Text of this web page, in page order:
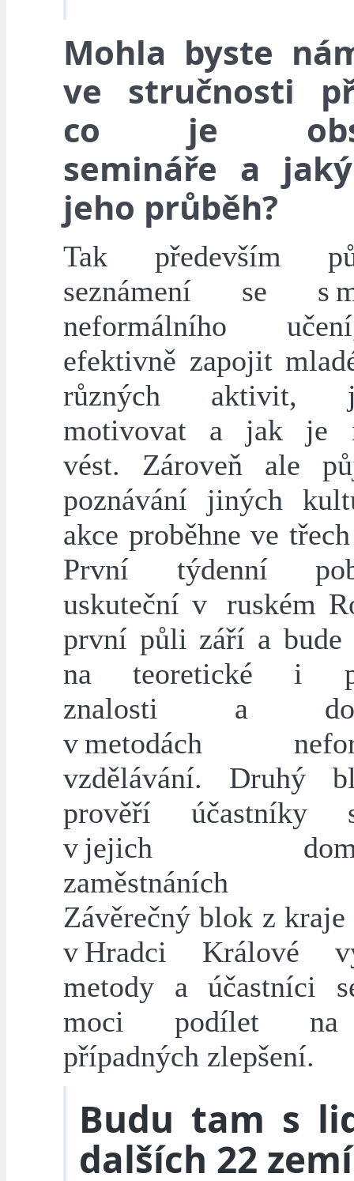
Mohla byste
ve stručnosti
co je
semináře a
jeho průběh?
Tak především
seznámení se s
neformálního
efektivně zapojit
různých
motivovat a jak je
vést. Zároveň ale
poznávání jiných
akce proběhne ve
První týdenní
uskuteční v ruském
první půli září a bude
na teoretické i
znalosti a
v metodách
vzdělávání. Druhý
prověří účastníky
v jejich
zaměstnáních
Závěrečný blok z kraje
v Hradci Králové
metody a účastníci
moci podílet
případných zlepšení.
Budu tam s
dalších 22